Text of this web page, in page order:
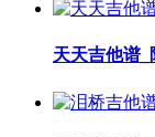
天天吉他谱